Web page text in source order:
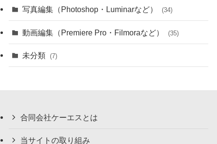
写真編集（Photoshop・Luminarなど） (34)
動画編集（Premiere Pro・Filmoraなど） (35)
未分類 (7)
合同会社ケーエスとは
当サイトの取り組み